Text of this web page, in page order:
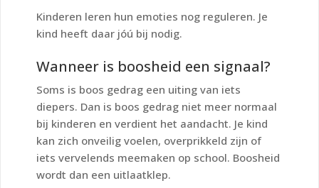
Kinderen leren hun emoties nog reguleren. Je
kind heeft daar jóú bij nodig.
Wanneer is boosheid een signaal?
Soms is boos gedrag een uiting van iets
diepers. Dan is boos gedrag niet meer normaal
bij kinderen en verdient het aandacht. Je kind
kan zich onveilig voelen, overprikkeld zijn of
iets vervelends meemaken op school. Boosheid
wordt dan een uitlaatklep.